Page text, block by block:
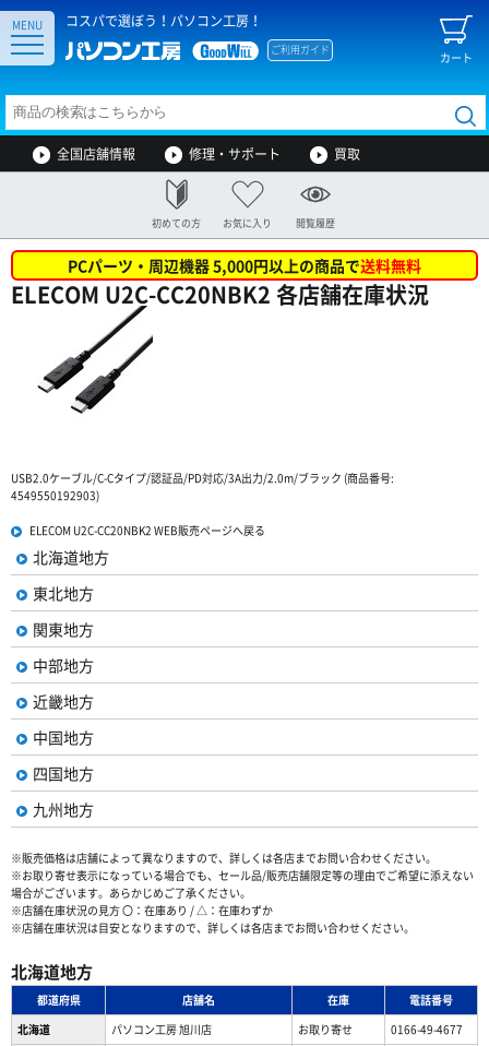
コスパで選ぼう！パソコン工房！
カート
ご利用ガイド
MENU
全国店舗情報 修理・サポート 買取
初めての方 お気に入り 閲覧履歴
PCパーツ・周辺機器 5,000円以上の商品で送料無料
ELECOM U2C-CC20NBK2 各店舗在庫状況
USB2.0ケーブル/C-Cタイプ/認証品/PD対応/3A出力/2.0m/ブラック (商品番号:
4549550192903)
ELECOM U2C-CC20NBK2 WEB販売ページへ戻る
北海道地方
東北地方
関東地方
中部地方
近畿地方
中国地方
四国地方
九州地方
※販売価格は店舗によって異なりますので、詳しくは各店までお問い合わせください。
※お取り寄せ表示になっている場合でも、セール品/販売店舗限定等の理由でご希望に添えない
場合がございます。あらかじめご了承ください。
※店舗在庫状況の見方 〇：在庫あり / △：在庫わずか
※店舗在庫状況は目安となりますので、詳しくは各店までお問い合わせください。
北海道地方
都道府県 店舗名 在庫
電話番号
北海道
パソコン工房 旭川店 お取り寄せ
0166-49-4677